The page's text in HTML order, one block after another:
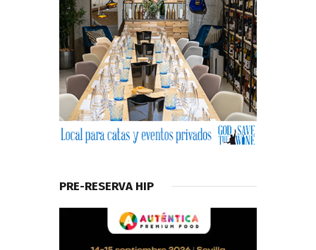
PRE-RESERVA HIP